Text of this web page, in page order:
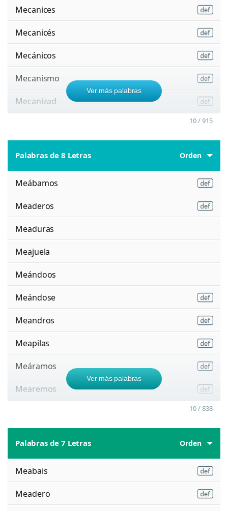
Mecanices
Mecanicés
Mecánicos
Mecanismo
Mecanizad
Ver más palabras
10 / 915
Palabras de 8 Letras Orden
Meábamos
Meaderos
Meaduras
Meajuela
Meándoos
Meándose
Meandros
Meapilas
Meáramos
Mearemos
Ver más palabras
10 / 838
Palabras de 7 Letras Orden
Meabais
Meadero